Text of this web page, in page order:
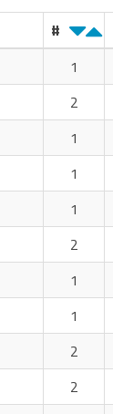
#
1
2
1
1
1
2
1
1
2
2